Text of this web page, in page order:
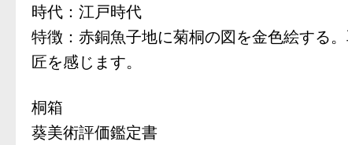
時代：江戸時代
特徴：赤銅魚子地に菊桐の図を金色絵する
匠を感じます。
桐箱
葵美術評価鑑定書